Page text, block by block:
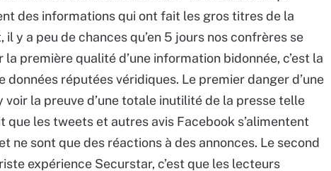
des informations qui ont fait les gros titres de la
y a peu de chances qu’en 5 jours nos confrères se
première qualité d’une information bidonnée, c’est la
réputées véridiques. Le premier danger d’une
voir la preuve d’une totale inutilité de la presse telle
que les tweets et autres avis Facebook s’alimentent
ne sont que des réactions à des annonces. Le second
expérience Securstar, c’est que les lecteurs